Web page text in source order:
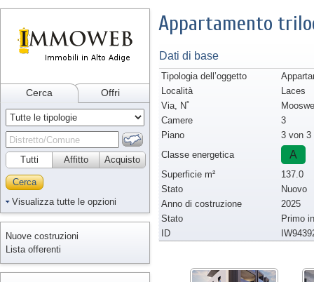
Cerca Offri
Tutti Acquisto
Affitto
Cerca
Visualizza tutte le opzioni
Nuove costruzioni
Lista offerenti
Appartamento
Dati di base
Tipologia dell’oggetto
Località
Laces
Via, N˚
Camere
3
Piano
3 von 3
Classe energetica
A
Superficie m²
137.0
Stato
Nuovo
Anno di costruzione
2025
Stato
Primo
ID